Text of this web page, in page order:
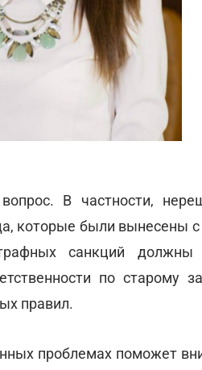
В частности,
которые были вынесены
санкций должны
по старому
правил.
проблемах поможет